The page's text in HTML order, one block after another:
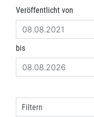
Veröffentlicht von
bis
Filtern